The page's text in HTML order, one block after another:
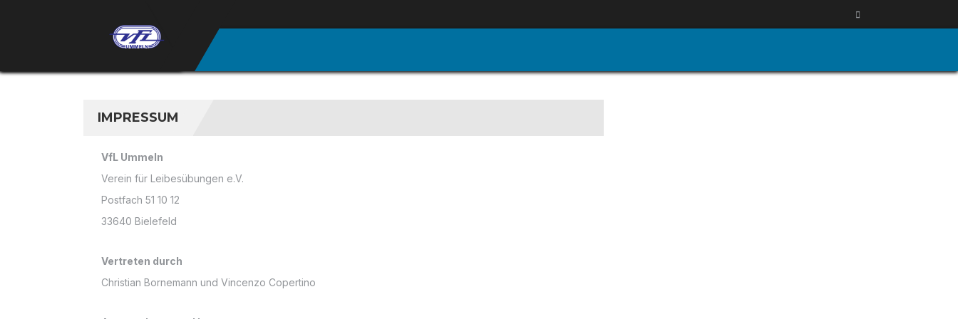
IMPRESSUM
VfL Ummeln
Verein für Leibesübungen e.V.
Postfach 51 10 12
33640 Bielefeld
Vertreten durch
Christian Bornemann und Vincenzo Copertino